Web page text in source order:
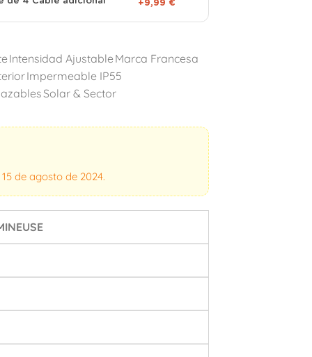
+9,99 €
Intensidad Ajustable Marca Francesa
Impermeable IP55
Solar & Sector
de agosto de 2024.